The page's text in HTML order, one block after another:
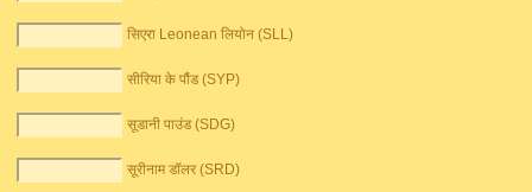
सिएरा Leonean लियोन (SLL)
सीरिया के पौंड (SYP)
सूडानी पाउंड (SDG)
सूरीनाम डॉलर (SRD)